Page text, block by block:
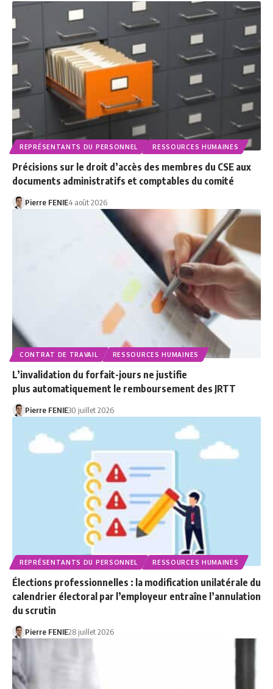
REPRÉSENTANTS DU PERSONNEL RESSOURCES HUMAINES
Précisions sur le droit d’accès des membres du CSE aux
documents administratifs et comptables du comité
Pierre FENIE4 août 2026
CONTRAT DE TRAVAIL RESSOURCES HUMAINES
L’invalidation du forfait-jours ne justifie
plus automatiquement le remboursement des JRTT
Pierre FENIE30 juillet 2026
REPRÉSENTANTS DU PERSONNEL RESSOURCES HUMAINES
Élections professionnelles : la modification unilatérale du
calendrier électoral par l’employeur entraîne l’annulation
du scrutin
Pierre FENIE28 juillet 2026